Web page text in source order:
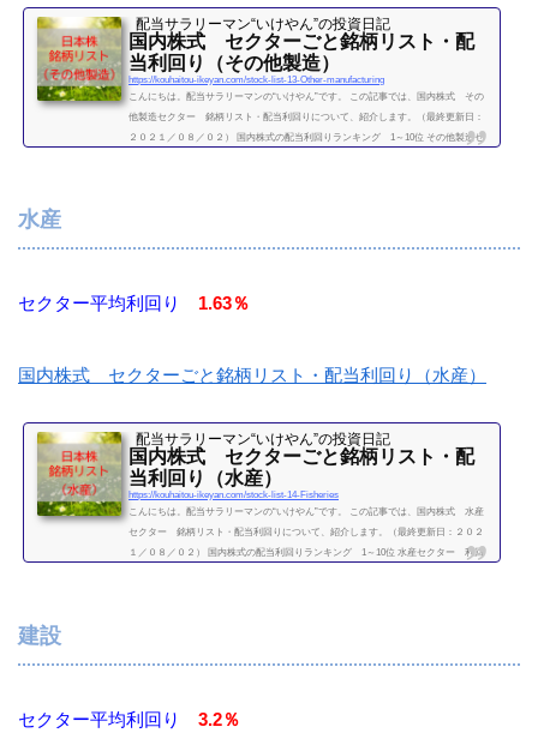
配当サラリーマン“いけやん”の投資日記 ​
国内株式 セクターごと銘柄リスト・配
当利回り（その他製造）
https://kouhaitou-ikeyan.com/stock-list-13-Other-manufacturing
こんにちは。配当サラリーマンの“いけやん”です。 この記事では、国内株式 その
他製造セクター 銘柄リスト・配当利回りについて、紹介します。（最終更新日：
２０２１／０８／０２） 国内株式の配当利回りランキング 1～10位 その他製造セ
続きを読む
水産
セクター平均利回り 1.63％
国内株式 セクターごと銘柄リスト・配当利回り（水産）
配当サラリーマン“いけやん”の投資日記 ​
国内株式 セクターごと銘柄リスト・配
当利回り（水産）
https://kouhaitou-ikeyan.com/stock-list-14-Fisheries
こんにちは。配当サラリーマンの“いけやん”です。 この記事では、国内株式 水産
セクター 銘柄リスト・配当利回りについて、紹介します。（最終更新日：２０２
１／０８／０２） 国内株式の配当利回りランキング 1～10位 水産セクター 利回
続きを読む
建設
セクター平均利回り 3.2％